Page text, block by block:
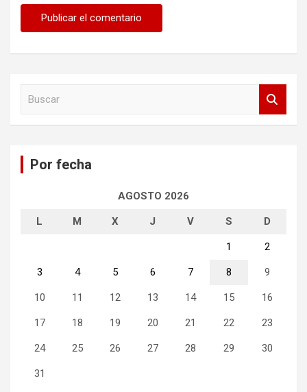
Por fecha
AGOSTO 2026
L M X J V S D
1 2
3 4 5 6 7 8 9
10 11 12 13 14 15 16
17 18 19 20 21 22 23
24 25 26 27 28 29 30
31